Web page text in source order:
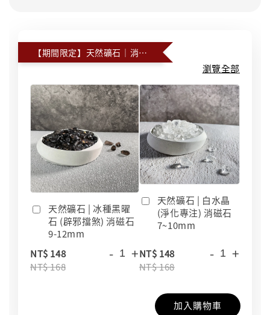
【期間限定】天然礦石｜消磁石
瀏覽全部
天然礦石 | 冰種黑曜
石 (辟邪擋煞) 消磁石
9-12mm
NT$ 148
NT$ 168
- +
天然礦石 | 白水晶
(淨化專注) 消磁石
7~10mm
NT$ 148
NT$ 168
- +
加入購物車